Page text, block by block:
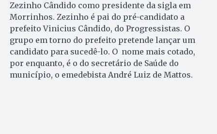
Zezinho Cândido como presidente da sigla em
Morrinhos. Zezinho é pai do pré-candidato a
prefeito Vinicius Cândido, do Progressistas. O
grupo em torno do prefeito pretende lançar um
candidato para sucedê-lo. O nome mais cotado,
por enquanto, é o do secretário de Saúde do
município, o emedebista André Luiz de Mattos.